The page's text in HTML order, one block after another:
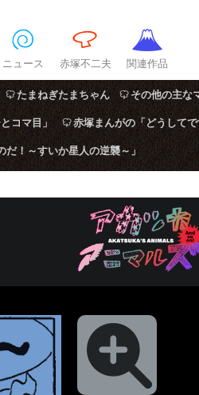
ニュース 赤塚不二夫 関連作品
たまねぎたまちゃん その他の主な
コマ目」 赤塚まんがの「どうして
だ！～すいか星人の逆襲～」